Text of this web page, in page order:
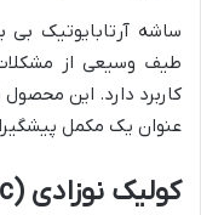
ساشه آرتابایوتیک بی
طیف وسیعی از مشکلات
کاربرد دارد. این محصول
عنوان یک مکمل
کولیک نوزادی (Colic)